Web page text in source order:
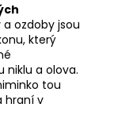
a ozdoby jsou
který
niklu a olova.
tou
hraní v